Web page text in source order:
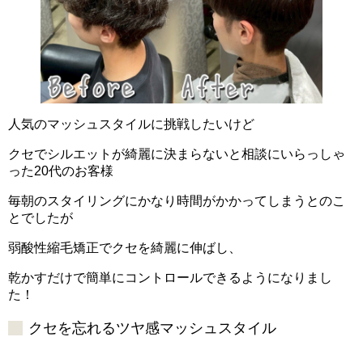
人気のマッシュスタイルに挑戦したいけど
クセでシルエットが綺麗に決まらないと相談にいらっしゃ
った20代のお客様
毎朝のスタイリングにかなり時間がかかってしまうとのこ
とでしたが
弱酸性縮毛矯正でクセを綺麗に伸ばし、
乾かすだけで簡単にコントロールできるようになりまし
た！
クセを忘れるツヤ感マッシュスタイル